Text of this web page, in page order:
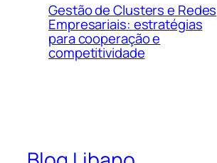
Gestão de Clusters e Redes
Empresariais: estratégias
para cooperação e
competitividade